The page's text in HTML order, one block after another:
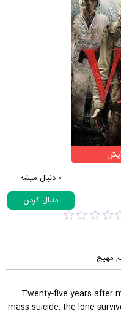
0 دنبال میشه
دنبال کردن
مهیج
Twenty-five years after
mass suicide, the lone